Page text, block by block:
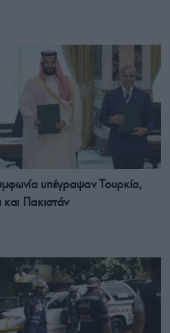
υπέγραψαν Τουρκία,
Πακιστάν